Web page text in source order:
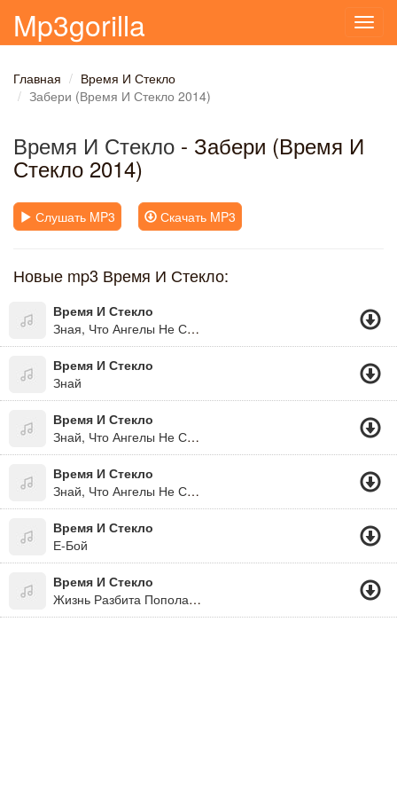
Mp3gorilla
Главная
Время И Стекло
Забери (Время И Стекло 2014)
Время И Стекло - Забери (Время И
Стекло 2014)
Слушать MP3 Скачать MP3
Новые mp3 Время И Стекло:
Время И Стекло
Зная, Что Ангелы Не Спят
Время И Стекло
Знай
Время И Стекло
Знай, Что Ангелы Не Спят...
Время И Стекло
Знай, Что Ангелы Не Спят(2011)!!!
Время И Стекло
Е-Бой
Время И Стекло
Жизнь Разбита Пополам.в.хрупкое Стекло..